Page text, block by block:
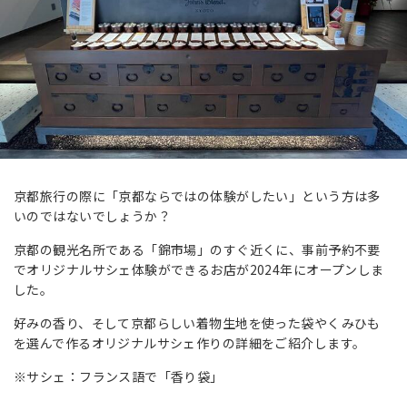
京都旅行の際に「京都ならではの体験がしたい」という方は多
いのではないでしょうか？
京都の観光名所である「錦市場」のすぐ近くに、事前予約不要
でオリジナルサシェ体験ができるお店が2024年にオープンしま
した。
好みの香り、そして京都らしい着物生地を使った袋やくみひも
を選んで作るオリジナルサシェ作りの詳細をご紹介します。
※サシェ：フランス語で「香り袋」